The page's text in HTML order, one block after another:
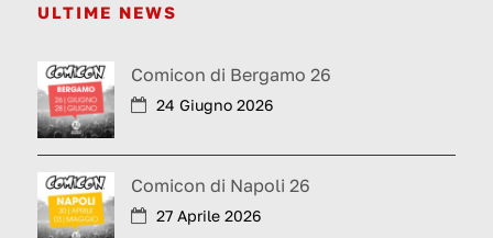
ULTIME NEWS
Comicon di Bergamo 26
24 Giugno 2026
Comicon di Napoli 26
27 Aprile 2026